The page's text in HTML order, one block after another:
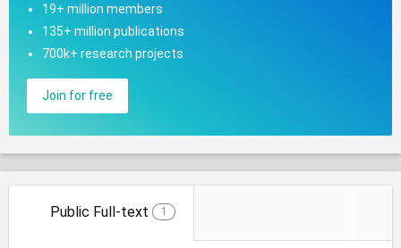
19+ million members
135+ million publications
700k+ research projects
Join for free
Public Full-text 1